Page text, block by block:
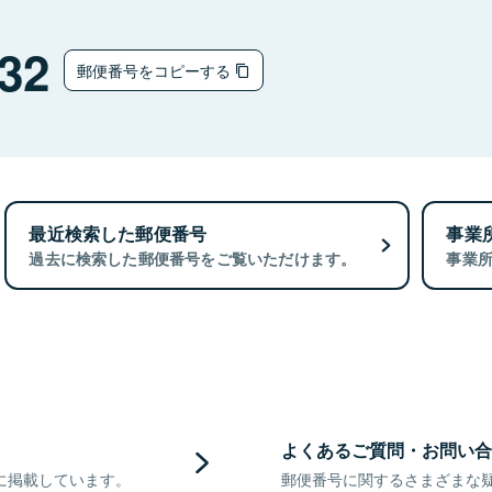
郵便番号をコピーする
最近検索した郵便番号
過去に検索した郵便番号をご覧いただけます。
事業
事業
載しています。
よくあるご質問・お問い
郵便番号に関するさまざまな